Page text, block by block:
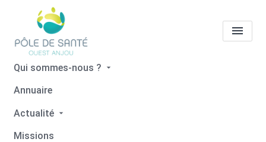
Qui sommes-nous ?
Annuaire
Actualité
Missions